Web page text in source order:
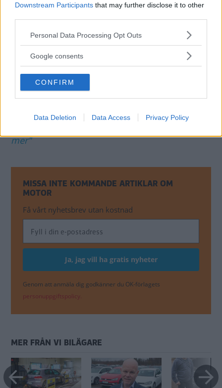
Downstream Participants that may further disclose it to other
Please note that this website/app uses one or more Google
not limited to your visit or usage behaviour. You may click to
use your data for below specified purposes in below Google
consent section.
Personal Data Processing Opt Outs
Google consents
CONFIRM
Data Deletion Data Access Privacy Policy
Erik Rönnblom, Vi Bilägare
Diskutera: Har du haft problem med EGR-
ventilen?
Läs också:Det händer efter Volkswagens
dieseluppdatering
mer"
MISSA INTE KOMMANDE ARTIKLAR OM
MOTOR
Få vårt nyhetsbrev utan kostnad
Genom att anmäla dig godkänner du OK-förlagets
personuppgiftspolicy.
MER FRÅN VI BILÄGARE